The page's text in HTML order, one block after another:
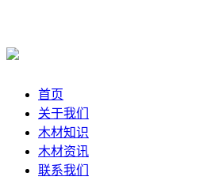
首页
关于我们
木材知识
木材资讯
联系我们